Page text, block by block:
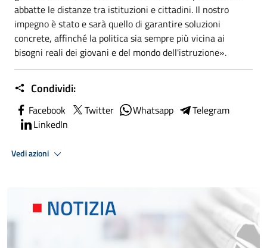
abbatte le distanze tra istituzioni e cittadini. Il nostro
impegno è stato e sarà quello di garantire soluzioni
concrete, affinché la politica sia sempre più vicina ai
bisogni reali dei giovani e del mondo dell'istruzione».
Condividi:
Facebook Twitter Whatsapp
Telegram
LinkedIn
Vedi azioni